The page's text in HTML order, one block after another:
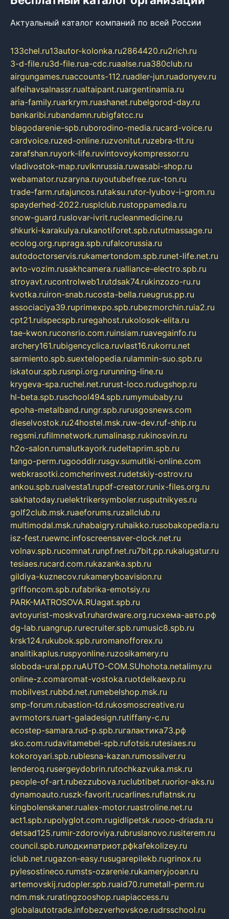
Актуальный каталог компаний по всей России
133chel.ru13autor-kolonka.ru2864420.ru2rich.ru
3-d-file.ru3d-file.rua-cdc.ruaalse.rua380club.ru
airgungames.ruaccounts-112.ruadler-jun.ruadonyev.ru
alfeihavsalnassr.rualtaipant.ruargentinamia.ru
aria-family.ruarkrym.ruashanet.rubelgorod-day.ru
bankaribi.rubandamn.rubigfatcc.ru
blagodarenie-spb.ruborodino-media.rucard-voice.ru
cardvoice.ruzed-online.ruzvonitut.ruzebra-tlt.ru
zarafshan.ruyork-life.ruvintovoykompressor.ru
vladivostok-map.ruvlknrussia.ruwasabi-shop.ru
webamator.ruzaryna.ruyoutubefree.rux-ton.ru
trade-farm.rutajuncos.rutaksu.rutor-lyubov-i-grom.ru
spayderhed-2022.rusplclub.rustoppamedia.ru
snow-guard.ruslovar-ivrit.rucleanmedicine.ru
shkurki-karakulya.rukanotiforet.spb.rututmassage.ru
ecolog.org.rupraga.spb.rufalcorussia.ru
autodoctorservis.rukamertondom.spb.runet-life.net.ru
avto-vozim.rusakhcamera.rualliance-electro.spb.ru
stroyavt.rucontrolweb1.rutdsak74.rukinzozo-ru.ru
kvotka.ruiron-snab.rucosta-bella.rueugrus.pp.ru
associaciya39.ruprimexpo.spb.rubezmorchin.ruia2.ru
cpt21.ruispecspb.ruregahost.rukolosok-elita.ru
tae-kwon.ruconsrio.com.ruinsiam.ruavegainfo.ru
archery161.rubigencyclica.ruvlast16.rukorru.net
sarmiento.spb.suextelopedia.rulammin-suo.spb.ru
iskatour.spb.rusnpi.org.rurunning-line.ru
krygeva-spa.ruchel.net.rurust-loco.rudugshop.ru
hl-beta.spb.ruschool494.spb.rumymubaby.ru
epoha-metalband.rungr.spb.rurusgosnews.com
dieselvostok.ru24hostel.msk.ruw-dev.ruf-ship.ru
regsmi.rufilmnetwork.rumalinasp.rukinosvin.ru
h2o-salon.rumalutkayork.rudeltaprim.spb.ru
tango-perm.rugooddir.rusgv.sumultiki-online.com
webkrasotki.comcherinvest.rudetskiy-ostrov.ru
ankou.spb.rualvesta1.rupdf-creator.runix-files.org.ru
sakhatoday.ruelektrikersymboler.rusputnikyes.ru
golf2club.msk.ruaeforums.ruzallclub.ru
multimodal.msk.ruhabaigry.ruhaikko.rusobakopedia.ru
isz-fest.ruewnc.infoscreensaver-clock.net.ru
volnav.spb.rucomnat.runpf.net.ru7bit.pp.rukalugatur.ru
tesiaes.rucard.com.rukazanka.spb.ru
gildiya-kuznecov.rukameryboavision.ru
griffoncom.spb.rufabrika-emotsiy.ru
PARK-MATROSOVA.RUagat.spb.ru
avtoyurist-moskva1.ruhardware.org.ruсхема-авто.рф
dg-lab.ruangrup.rurecruiter.spb.rumusic8.spb.ru
krsk124.rukubok.spb.ruromanofforex.ru
analitikaplus.ruspyonline.ruzosikamery.ru
sloboda-ural.pp.ruAUTO-COM.SUhohota.netalimy.ru
online-z.comaromat-vostoka.ruotdelkaexp.ru
mobilvest.rubbd.net.rumebelshop.msk.ru
smp-forum.rubastion-td.rukosmoscreative.ru
avrmotors.ruart-galadesign.rutiffany-c.ru
ecostep-samara.rud-p.spb.ruгалактика73.рф
sko.com.rudavitamebel-spb.rufotsis.rutesiaes.ru
kokoroyari.spb.rublesna-kazan.rumossilver.ru
lenderoq.rusergeydobrin.rutochkazvuka.msk.ru
people-of-art.rubezzubova.ruclubtibet.ruorior-aks.ru
dynamoauto.ruszk-favorit.rucarlines.ruflatnsk.ru
kingbolenskaner.rualex-motor.ruastroline.net.ru
act1.spb.rupolyglot.com.rugidlipetsk.ruooo-driada.ru
detsad125.rumir-zdoroviya.rubruslanovo.rusiterem.ru
council.spb.ruлодкипатриот.рфkafekolizey.ru
iclub.net.rugazon-easy.rusugarepilekb.rugrinox.ru
pylesostineco.rumsts-ozarenie.rukameryjooan.ru
artemovskij.rudopler.spb.ruaid70.rumetall-perm.ru
ndm.msk.ruratingzooshop.ruapiaccess.ru
globalautotrade.infobezverhovskoe.rudrsschool.ru